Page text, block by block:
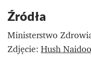
Źródła
Ministerstwo
Zdjęcie:Hush Naidoo